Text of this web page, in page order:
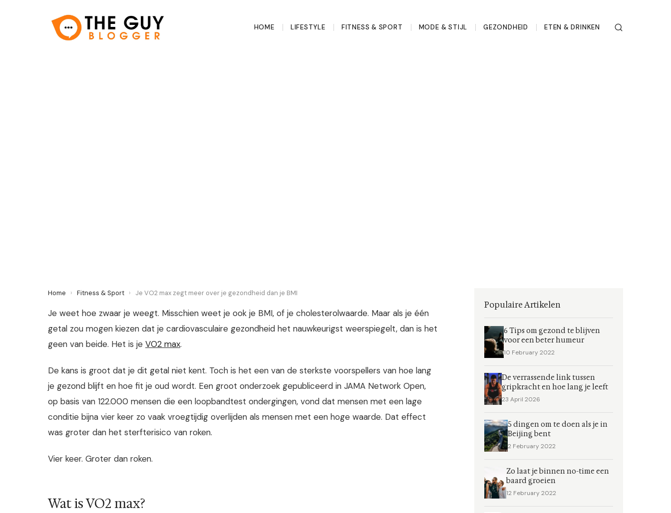
HOME LIFESTYLE FITNESS & SPORT MODE & STIJL GEZONDHEID ETEN & DRINKEN
Home › Fitness & Sport › Je VO2 max zegt meer over je gezondheid dan je BMI
Je weet hoe zwaar je weegt. Misschien weet je ook je BMI, of je cholesterolwaarde. Maar als je één
getal zou mogen kiezen dat je cardiovasculaire gezondheid het nauwkeurigst weerspiegelt, dan is het
geen van beide. Het is je VO2 max.
De kans is groot dat je dit getal niet kent. Toch is het een van de sterkste voorspellers van hoe lang
je gezond blijft en hoe fit je oud wordt. Een groot onderzoek gepubliceerd in JAMA Network Open,
op basis van 122.000 mensen die een loopbandtest ondergingen, vond dat mensen met een lage
conditie bijna vier keer zo vaak vroegtijdig overlijden als mensen met een hoge waarde. Dat effect
was groter dan het sterfterisico van roken.
Vier keer. Groter dan roken.
Wat is VO2 max?
Populaire Artikelen
6 Tips om gezond te blijven
voor een beter humeur
10 February 2022
De verrassende link tussen
gripkracht en hoe lang je leeft
23 April 2026
5 dingen om te doen als je in
Beijing bent
2 February 2022
Zo laat je binnen no-time een
baard groeien
12 February 2022